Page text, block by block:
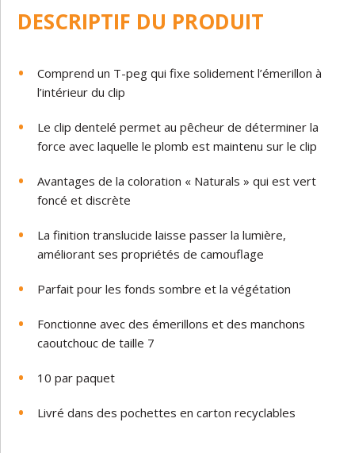
DESCRIPTIF DU PRODUIT
Comprend un T-peg qui fixe solidement l’émerillon à
l’intérieur du clip
Le clipdentelé permet au pêcheur de déterminer la
force avec laquelle leplomb est maintenu sur le clip
Avantages de la coloration « Naturals » qui est vert
foncé et discrète
La finition translucide laisse passer la lumière,
améliorant ses propriétés decamouflage
Parfait pour les fonds sombre et la végétation
Fonctionne avec des émerillons et des manchons
caoutchouc de taille 7
10 par paquet
Livré dans des pochettes en cartonrecyclables